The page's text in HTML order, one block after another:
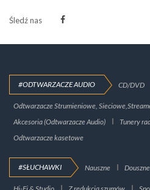
Śledź nas
#ODTWARZACZE AUDIO CD/DVD
Odtwarzacze Strumieniowe,
Akcesoria (Odtwarzacze Audio)
Tunery
Odtwarzacze kasetowe
#SŁUCHAWKI Nauszne Douszne